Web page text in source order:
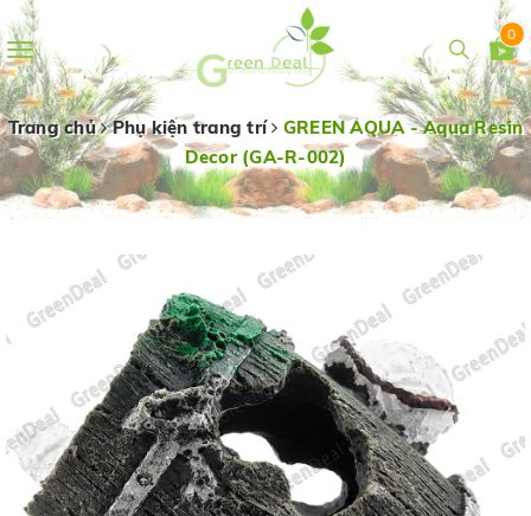
Toggle
navigation
0
Trang chủ Phụ kiện trang trí
GREEN AQUA - Aqua Resin
Decor (GA-R-002)